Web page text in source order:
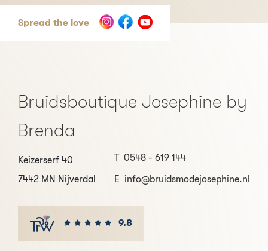
Spread the love
Bruidsboutique Josephine by
Brenda
Keizerserf 40
7442 MN Nijverdal
T 0548 - 619 144
E info@bruidsmodejosephine.nl
9.8